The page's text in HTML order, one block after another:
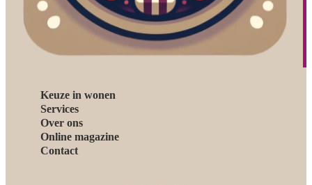
Keuze in wonen
Services
Over ons
Online magazine
Contact